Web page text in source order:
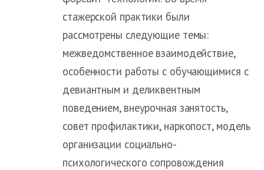
стажерской практики были
рассмотрены следующие темы:
межведомственное взаимодействие,
особенности работы с обучающимися с
девиантным и деликвентным
поведением, внеурочная занятость,
совет профилактики, наркопост, модель
организации социально-
психологического сопровождения